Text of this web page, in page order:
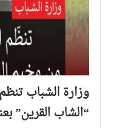
وزارة الشباب
“الشاب القرين”